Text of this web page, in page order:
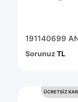
SorunuzTL
ÜCRETSİZ